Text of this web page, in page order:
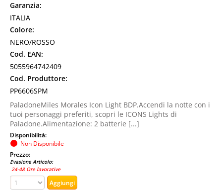
Garanzia:
ITALIA
Colore:
NERO/ROSSO
Cod. EAN:
5055964742409
Cod. Produttore:
PP6606SPM
PaladoneMiles Morales Icon Light BDP.Accendi la notte con i
tuoi personaggi preferiti, scopri le ICONS Lights di
Paladone.Alimentazione: 2 batterie [...]
Disponibilità:
Non Disponibile
Prezzo:
Evasione Articolo:
24-48 Ore lavorative